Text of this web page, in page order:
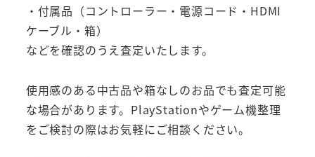
・付属品（コントローラー・電源コード・HDMI
ケーブル・箱）
などを確認のうえ査定いたします。
使用感のある中古品や箱なしのお品でも査定可能
な場合があります。PlayStationやゲーム機整理
をご検討の際はお気軽にご相談ください。